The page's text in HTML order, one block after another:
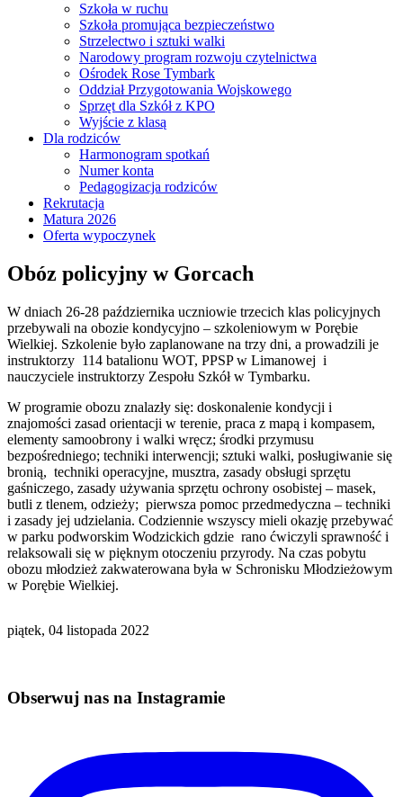
Szkoła w ruchu
Szkoła promująca bezpieczeństwo
Strzelectwo i sztuki walki
Narodowy program rozwoju czytelnictwa
Ośrodek Rose Tymbark
Oddział Przygotowania Wojskowego
Sprzęt dla Szkół z KPO
Wyjście z klasą
Dla rodziców
Harmonogram spotkań
Numer konta
Pedagogizacja rodziców
Rekrutacja
Matura 2026
Oferta wypoczynek
Obóz policyjny w Gorcach
W dniach 26-28 października uczniowie trzecich klas policyjnych
przebywali na obozie kondycyjno – szkoleniowym w Porębie
Wielkiej. Szkolenie było zaplanowane na trzy dni, a prowadzili je
instruktorzy 114 batalionu WOT, PPSP w Limanowej i
nauczyciele instruktorzy Zespołu Szkół w Tymbarku.
W programie obozu znalazły się: doskonalenie kondycji i
znajomości zasad orientacji w terenie, praca z mapą i kompasem,
elementy samoobrony i walki wręcz; środki przymusu
bezpośredniego; techniki interwencji; sztuki walki, posługiwanie się
bronią, techniki operacyjne, musztra, zasady obsługi sprzętu
gaśniczego, zasady używania sprzętu ochrony osobistej – masek,
butli z tlenem, odzieży; pierwsza pomoc przedmedyczna – techniki
i zasady jej udzielania. Codziennie wszyscy mieli okazję przebywać
w parku podworskim Wodzickich gdzie rano ćwiczyli sprawność i
relaksowali się w pięknym otoczeniu przyrody. Na czas pobytu
obozu młodzież zakwaterowana była w Schronisku Młodzieżowym
w Porębie Wielkiej.
piątek, 04 listopada 2022
Obserwuj nas na Instagramie